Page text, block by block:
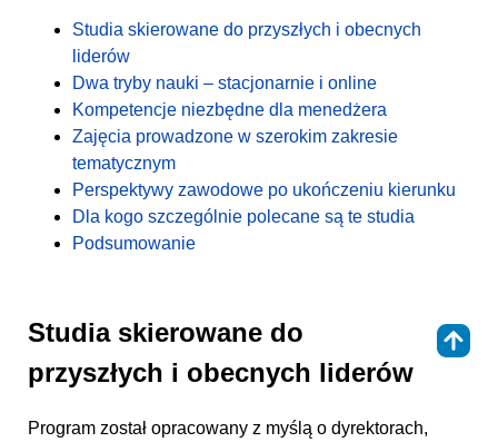
Studia skierowane do przyszłych i obecnych
liderów
Dwa tryby nauki – stacjonarnie i online
Kompetencje niezbędne dla menedżera
Zajęcia prowadzone w szerokim zakresie
tematycznym
Perspektywy zawodowe po ukończeniu kierunku
Dla kogo szczególnie polecane są te studia
Podsumowanie
Studia skierowane do
przyszłych i obecnych liderów
Program został opracowany z myślą o dyrektorach,